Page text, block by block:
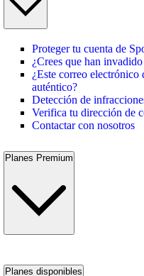
Proteger tu cuenta de
¿Crees que han
¿Este correo electrónico
auténtico?
Detección de
Verifica tu dirección de
Contactar con nosotros
Planes Premium
Planes disponibles